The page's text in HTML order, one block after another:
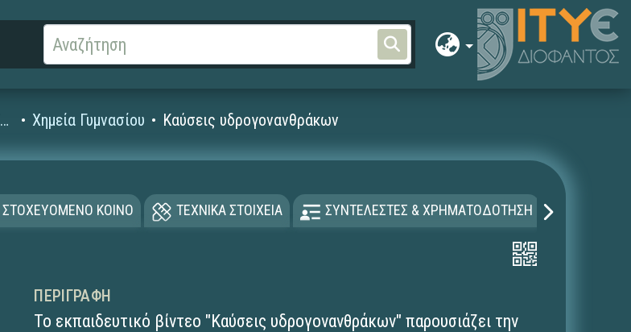
Φυσικές Επιστήμες - Χημεία Χημεία Γυμνασίου Καύσεις υδρογονανθράκων
ΣΤΟΧΕΥΟΜΕΝΟ ΚΟΙΝΟ ΤΕΧΝΙΚΑ ΣΤΟΙΧΕΙΑ ΣΥΝΤΕΛΕΣΤΕΣ & ΧΡΗΜΑΤΟΔΟΤΗΣΗ
ΠΕΡΙΓΡΑΦΉ
Το εκπαιδευτικό βίντεο "Καύσεις υδρογονανθράκων" παρουσιάζει την